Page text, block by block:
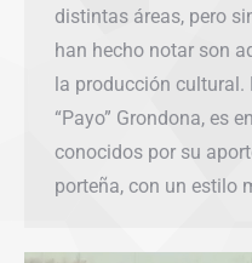
distintas áreas, pero
han hecho notar son
la producción cultural.
“Payo” Grondona, es
conocidos por su
porteña, con un estilo